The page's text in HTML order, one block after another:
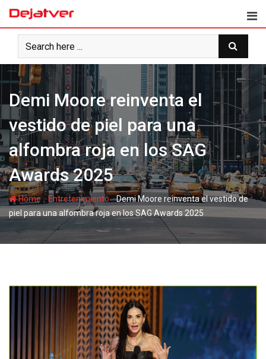
Skip
content
Demi Moore reinventa el
vestido de piel para una
alfombra roja en los SAG
Awards 2025
Home-Entretenimiento-Demi Moore reinventa el vestido de
piel para una alfombra roja en los SAG Awards 2025